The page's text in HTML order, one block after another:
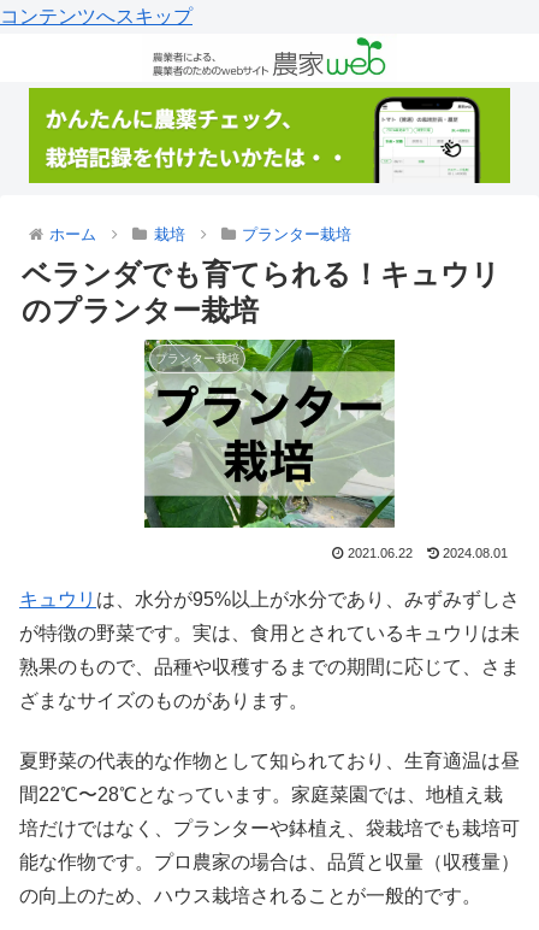
コンテンツへスキップ
ホーム 栽培 プランター栽培
ベランダでも育てられる！キュウリ
のプランター栽培
プランター栽培
2021.06.22 2024.08.01
キュウリ は、水分が95%以上が水分であり、みずみずしさ
が特徴の野菜です。実は、食用とされているキュウリは未
熟果のもので、品種や収穫するまでの期間に応じて、さま
ざまなサイズのものがあります。
夏野菜の代表的な作物として知られており、生育適温は昼
間22℃〜28℃となっています。家庭菜園では、地植え栽
培だけではなく、プランターや鉢植え、袋栽培でも栽培可
能な作物です。プロ農家の場合は、品質と収量（収穫量）
の向上のため、ハウス栽培されることが一般的です。